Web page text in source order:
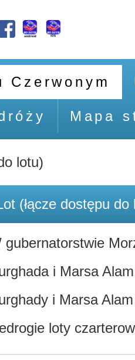
Czerwonym
Mapa
lotu)
Lot (łącze dostępu
gubernatorstwie
i Marsa
i Marsa
loty